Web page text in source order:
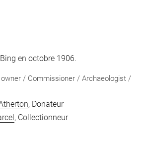
en octobre 1906.
/ Commissioner / Archaeologist /
, Donateur
, Collectionneur